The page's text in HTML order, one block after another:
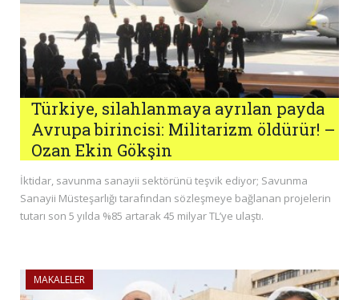
Türkiye, silahlanmaya ayrılan payda
Avrupa birincisi: Militarizm öldürür! –
Ozan Ekin Gökşin
İktidar, savunma sanayii sektörünü teşvik ediyor; Savunma
Sanayii Müsteşarlığı tarafından sözleşmeye bağlanan projelerin
tutarı son 5 yılda %85 artarak 45 milyar TL’ye ulaştı.
MAKALELER